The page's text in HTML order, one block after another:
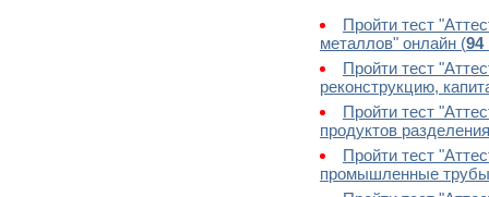
Пройти тест
металлов" онлайн (94
Пройти тест
реконструкцию,
Пройти тест
продуктов
Пройти тест
промышленные